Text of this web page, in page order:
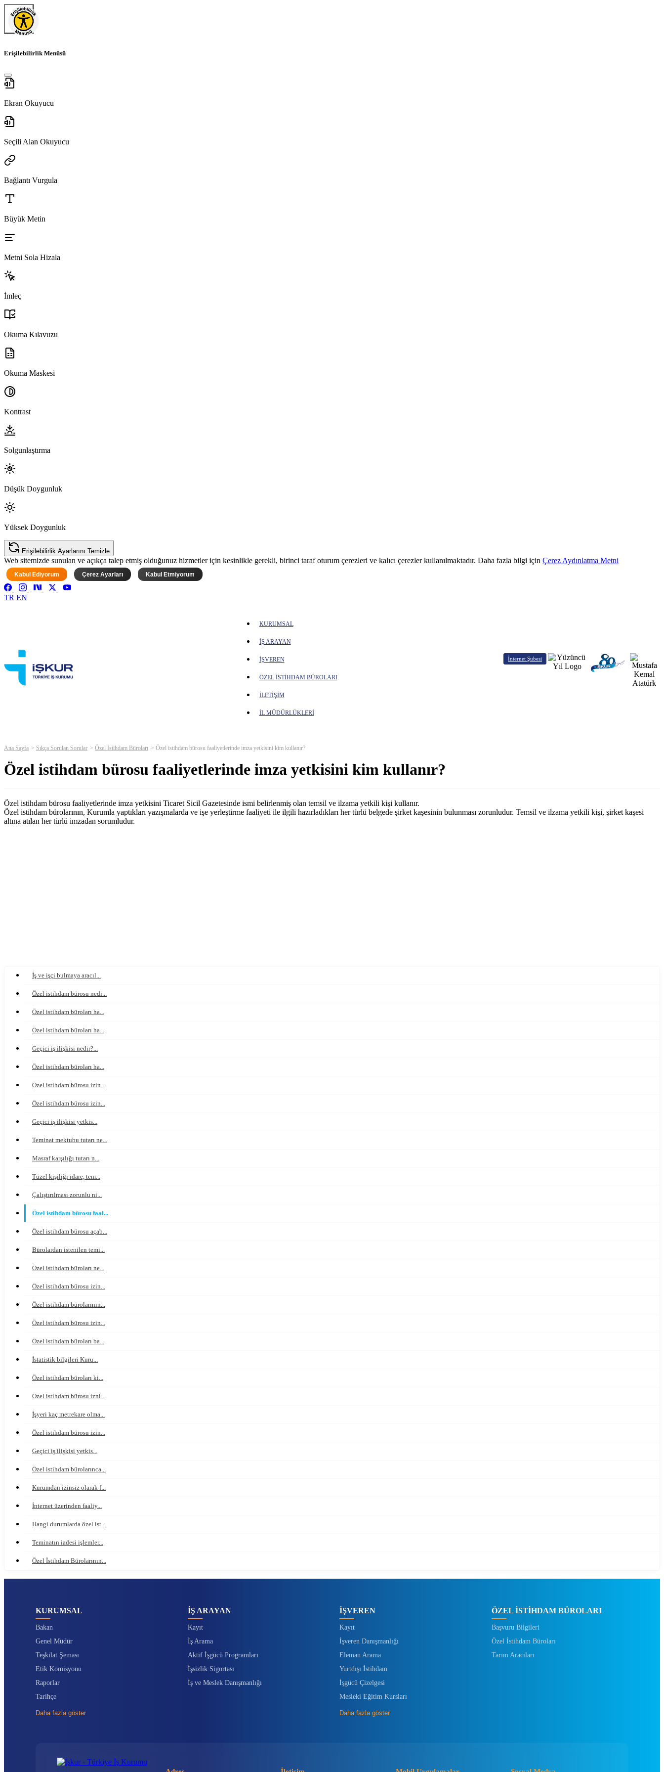
Erişilebilirlik Menüsü
Ekran Okuyucu
Seçili Alan Okuyucu
Bağlantı Vurgula
Büyük Metin
Metni Sola Hizala
İmleç
Okuma Kılavuzu
Okuma Maskesi
Kontrast
Solgunlaştırma
Düşük Doygunluk
Yüksek Doygunluk
Erişilebilirlik Ayarlarını Temizle
Web sitemizde sunulan ve açıkça talep etmiş olduğunuz hizmetler için kesinlikle gerekli, birinci taraf oturum çerezleri ve kalıcı çerezler kullanılmaktadır. Daha fazla bilgi için Çerez Aydınlatma Metni
Kabul Ediyorum Çerez Ayarları Kabul Etmiyorum
TR EN
KURUMSAL
İŞ ARAYAN
İŞVEREN
ÖZEL İSTİHDAM BÜROLARI
İLETİŞİM
İL MÜDÜRLÜKLERİ
İnternet Şubesi
Ana Sayfa Sıkça Sorulan Sorular Özel İstihdam Büroları Özel istihdam bürosu faaliyetlerinde imza yetkisini kim kullanır?
Özel istihdam bürosu faaliyetlerinde imza yetkisini kim kullanır?
Özel istihdam bürosu faaliyetlerinde imza yetkisini Ticaret Sicil Gazetesinde ismi belirlenmiş olan temsil ve ilzama yetkili kişi kullanır.
Özel istihdam bürolarının, Kurumla yaptıkları yazışmalarda ve işe yerleştirme faaliyeti ile ilgili hazırladıkları her türlü belgede şirket kaşesinin bulunması zorunludur. Temsil ve ilzama yetkili kişi, şirket kaşesi
altına atılan her türlü imzadan sorumludur.
İş ve işçi bulmaya aracıl...
Özel istihdam bürosu nedi...
Özel istihdam büroları ha...
Özel istihdam büroları ha...
Geçici iş ilişkisi nedir?...
Özel istihdam büroları ha...
Özel istihdam bürosu izin...
Özel istihdam bürosu izin...
Geçici iş ilişkisi yetkis...
Teminat mektubu tutarı ne...
Masraf karşılığı tutarı n...
Tüzel kişiliği idare, tem...
Çalıştırılması zorunlu ni...
Özel istihdam bürosu faal...
Özel istihdam bürosu açab...
Bürolardan istenilen temi...
Özel istihdam büroları ne...
Özel istihdam bürosu izin...
Özel istihdam bürolarının...
Özel istihdam bürosu izin...
Özel istihdam büroları ba...
İstatistik bilgileri Kuru...
Özel istihdam büroları ki...
Özel istihdam bürosu izni...
İşyeri kaç metrekare olma...
Özel istihdam bürosu izin...
Geçici iş ilişkisi yetkis...
Özel istihdam bürolarınca...
Kurumdan izinsiz olarak f...
İnternet üzerinden faaliy...
Hangi durumlarda özel ist...
Teminatın iadesi işlemler...
Özel İstihdam Bürolarının...
KURUMSAL
Bakan
Genel Müdür
Teşkilat Şeması
Etik Komisyonu
Raporlar
Tarihçe
Daha fazla göster
İŞ ARAYAN
Kayıt
İş Arama
Aktif İşgücü Programları
İşsizlik Sigortası
İş ve Meslek Danışmanlığı
İŞVEREN
Kayıt
İşveren Danışmanlığı
Eleman Arama
Yurtdışı İstihdam
İşgücü Çizelgesi
Mesleki Eğitim Kursları
Daha fazla göster
ÖZEL İSTİHDAM BÜROLARI
Başvuru Bilgileri
Özel İstihdam Büroları
Tarım Aracıları